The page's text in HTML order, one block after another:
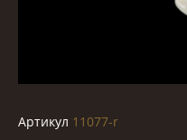
Артикул 11077-r